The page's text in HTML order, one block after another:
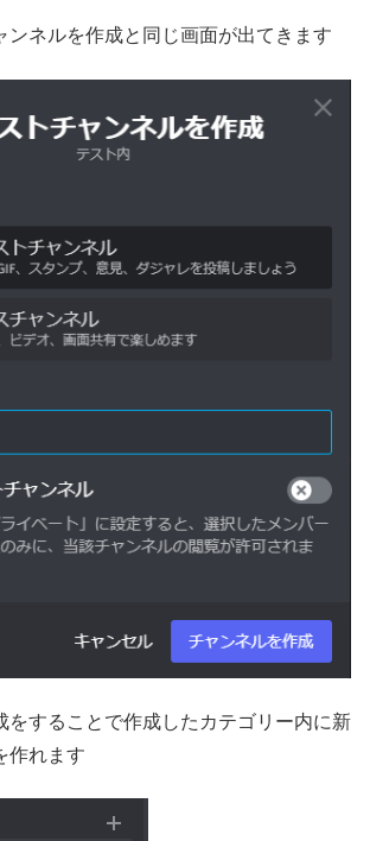
ンネルを作成と同じ画面が出てきます
をすることで作成したカテゴリー内に新
作れます